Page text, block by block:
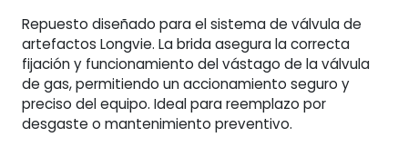
Repuesto diseñado para el sistema de válvula de
artefactos Longvie. La brida asegura la correcta
fijación y funcionamiento del vástago de la válvula
de gas, permitiendo un accionamiento seguro y
preciso del equipo. Ideal para reemplazo por
desgaste o mantenimiento preventivo.